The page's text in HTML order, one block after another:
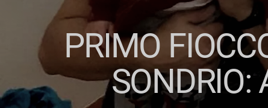
PRIMO
SONDRIO: